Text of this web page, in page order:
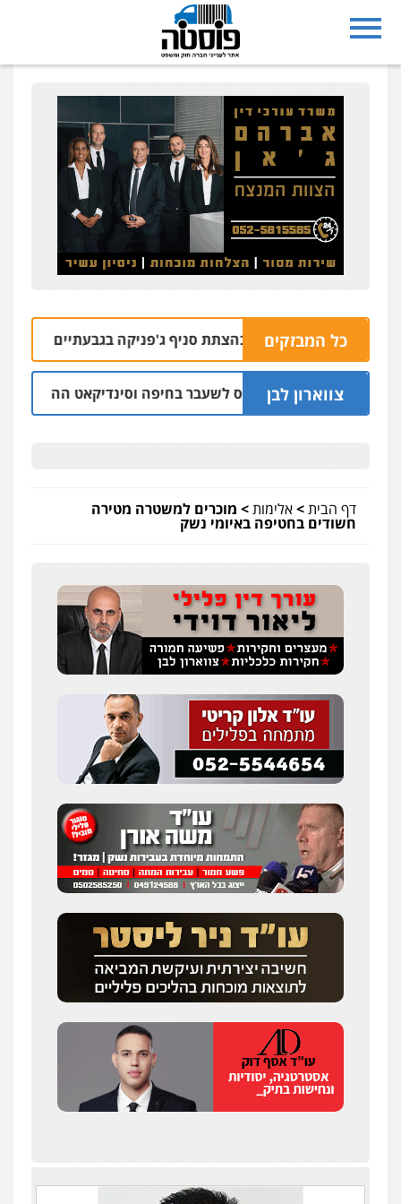
כל המבזקים
בחשד למעורבות בהצתת סניף ג'פניקה בגבעתיים 06.08 | 22:58
צווארון לבן
אישום: יו"ר ש"ס לשעבר בחיפה וסינדיקאט ההלוואות של
דף הבית>אלימות> מוכרים למשטרה מטירה
חשודים בחטיפה באיומי נשק